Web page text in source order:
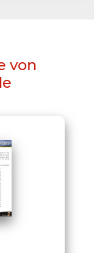
von